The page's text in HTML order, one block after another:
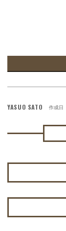
YASUO SATO 作成日